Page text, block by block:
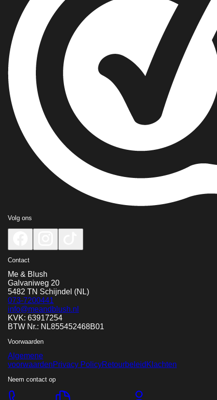
Volg ons
Contact
Me & Blush
Galvaniweg 20
5482 TN Schijndel (NL)
073-7200441
info@meandblush.nl
KVK: 63917254
BTW Nr.: NL855452468B01
Voorwaarden
Algemene
voorwaardenPrivacy PolicyRetourbeleid Klachten
Neem contact op